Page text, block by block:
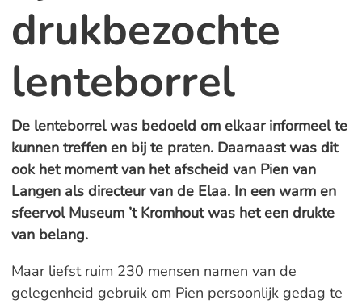
drukbezochte
lenteborrel
De lenteborrel was bedoeld om elkaar informeel te
kunnen treffen en bij te praten. Daarnaast was dit
ook het moment van het afscheid van Pien van
Langen als directeur van de Elaa. In een warm en
sfeervol Museum ’t Kromhout was het een drukte
van belang.
Maar liefst ruim 230 mensen namen van de
gelegenheid gebruik om Pien persoonlijk gedag te